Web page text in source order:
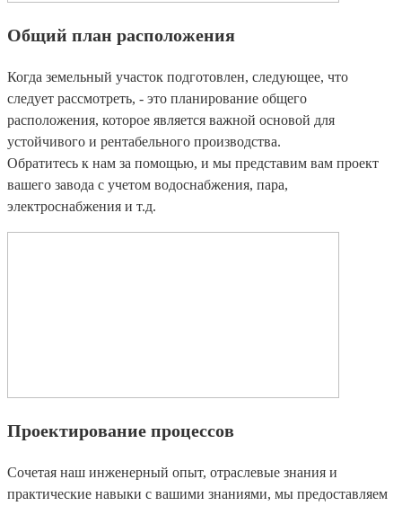
Общий план расположения
Когда земельный участок подготовлен, следующее, что
следует рассмотреть, - это планирование общего
расположения, которое является важной основой для
устойчивого и рентабельного производства.
Обратитесь к нам за помощью, и мы представим вам проект
вашего завода с учетом водоснабжения, пара,
электроснабжения и т.д.
Проектирование процессов
Сочетая наш инженерный опыт, отраслевые знания и
практические навыки с вашими знаниями, мы предоставляем